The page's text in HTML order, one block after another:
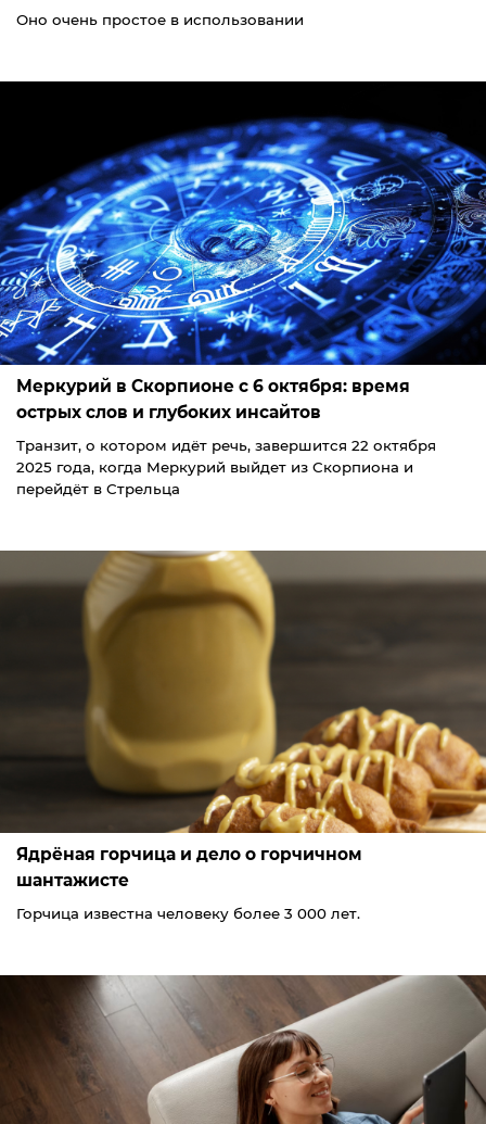
Оно очень простое в использовании
Меркурий в Скорпионе с 6 октября: время
острых слов и глубоких инсайтов
Транзит, о котором идёт речь, завершится 22 октября
2025 года, когда Меркурий выйдет из Скорпиона и
перейдёт в Стрельца
Ядрёная горчица и дело о горчичном
шантажисте
Горчица известна человеку более 3 000 лет.